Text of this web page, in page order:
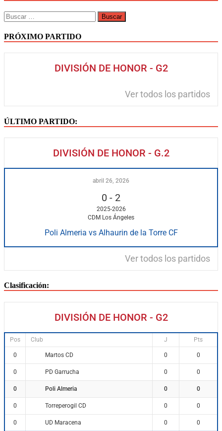
PRÓXIMO PARTIDO
DIVISIÓN DE HONOR - G2
Ver todos los partidos
ÚLTIMO PARTIDO:
DIVISIÓN DE HONOR - G.2
abril 26, 2026
0 - 2
2025-2026
CDM Los Ángeles
Poli Almeria vs Alhaurin de la Torre CF
Ver todos los partidos
Clasificación:
DIVISIÓN DE HONOR - G2
Pos Club J Pts
0 Martos CD 0 0
0 PD Garrucha 0 0
0 Poli Almeria 0 0
0 Torreperogil CD 0 0
0 UD Maracena 0 0